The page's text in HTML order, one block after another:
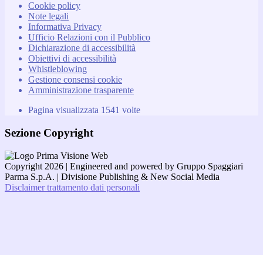
Cookie policy
Note legali
Informativa Privacy
Ufficio Relazioni con il Pubblico
Dichiarazione di accessibilità
Obiettivi di accessibilità
Whistleblowing
Gestione consensi cookie
Amministrazione trasparente
Pagina visualizzata 1541 volte
Sezione Copyright
Copyright 2026 | Engineered and powered by Gruppo Spaggiari
Parma S.p.A. | Divisione Publishing & New Social Media
Disclaimer trattamento dati personali